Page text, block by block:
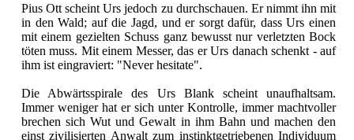
Pius Ott scheint Urs jedoch zu durchschauen. Er nimmt ihn mit
in den Wald; auf die Jagd, und er sorgt dafür, dass Urs einen
mit einem gezielten Schuss ganz bewusst nur verletzten Bock
töten muss. Mit einem Messer, das er Urs danach schenkt - auf
ihm ist eingraviert: "Never hesitate".
Die Abwärtsspirale des Urs Blank scheint unaufhaltsam.
Immer weniger hat er sich unter Kontrolle, immer machtvoller
brechen sich Wut und Gewalt in ihm Bahn und machen den
einst zivilisierten Anwalt zum instinktgetriebenen Individuum